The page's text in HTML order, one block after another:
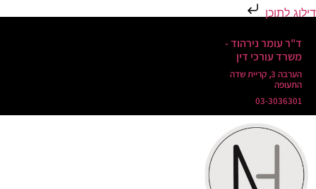
דילוג לתוכן
ד"ר עומר נירהוד -
משרד עורכי דין
הערבה 3, קריית שדה
התעופה
03-3036301